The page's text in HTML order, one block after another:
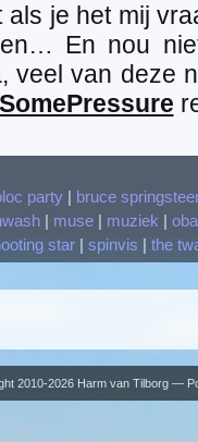
als je het mij
En nou
veel van deze
party|
bruce
| muse| muziek
star| spinvis the
2010-2026 Harm van Tilborg —